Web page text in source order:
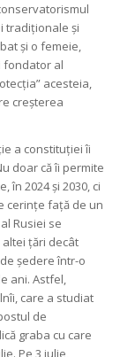
tradiționale și
și o femeie,
fondator al
acesteia,
creșterea
a constituției îi
doar că îi permite
în 2024 și 2030, ci
cerințe față de un
Rusiei se
țări decât
ședere într-o
ani. Astfel,
care a studiat
de
graba cu care
Pe 3 iulie,